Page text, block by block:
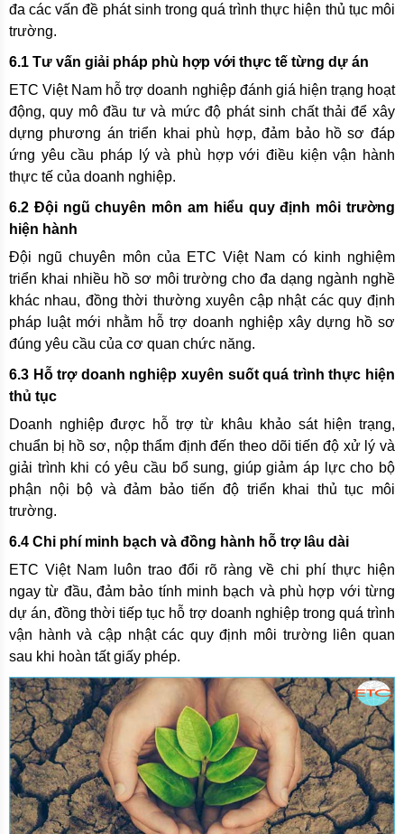
đa các vấn đề phát sinh trong quá trình thực hiện thủ tục môi
trường.
6.1 Tư vấn giải pháp phù hợp với thực tế từng dự án
ETC Việt Nam hỗ trợ doanh nghiệp đánh giá hiện trạng hoạt
động, quy mô đầu tư và mức độ phát sinh chất thải để xây
dựng phương án triển khai phù hợp, đảm bảo hồ sơ đáp
ứng yêu cầu pháp lý và phù hợp với điều kiện vận hành
thực tế của doanh nghiệp.
6.2 Đội ngũ chuyên môn am hiểu quy định môi trường
hiện hành
Đội ngũ chuyên môn của ETC Việt Nam có kinh nghiệm
triển khai nhiều hồ sơ môi trường cho đa dạng ngành nghề
khác nhau, đồng thời thường xuyên cập nhật các quy định
pháp luật mới nhằm hỗ trợ doanh nghiệp xây dựng hồ sơ
đúng yêu cầu của cơ quan chức năng.
6.3 Hỗ trợ doanh nghiệp xuyên suốt quá trình thực hiện
thủ tục
Doanh nghiệp được hỗ trợ từ khâu khảo sát hiện trạng,
chuẩn bị hồ sơ, nộp thẩm định đến theo dõi tiến độ xử lý và
giải trình khi có yêu cầu bổ sung, giúp giảm áp lực cho bộ
phận nội bộ và đảm bảo tiến độ triển khai thủ tục môi
trường.
6.4 Chi phí minh bạch và đồng hành hỗ trợ lâu dài
ETC Việt Nam luôn trao đổi rõ ràng về chi phí thực hiện
ngay từ đầu, đảm bảo tính minh bạch và phù hợp với từng
dự án, đồng thời tiếp tục hỗ trợ doanh nghiệp trong quá trình
vận hành và cập nhật các quy định môi trường liên quan
sau khi hoàn tất giấy phép.